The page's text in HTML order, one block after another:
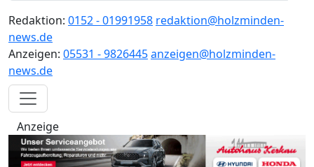
Redaktion: 0152 - 01991958 redaktion@holzminden-
news.de
Anzeigen: 05531 - 9826445anzeigen@holzminden-
news.de
Anzeige